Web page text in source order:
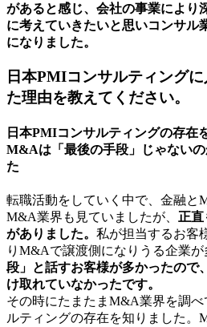
があると感じ、会社の事業により
に考えていきたいと思いコンサル
になりました。
日本PMIコンサルティング
た理由を教えてください。
日本PMIコンサルティングの存在
M&Aは「最後の手段」じゃない
た
転職活動をしていく中で、金融と
M&A業界も見ていましたが、 正
がありました。 私が担当するお客
りM&Aで譲渡側になりうる企業が
段」と話すお客様が多かったので
け取れていなかったです。
その時にたまたまM&A業界を調
ルティングの存在を知りました。